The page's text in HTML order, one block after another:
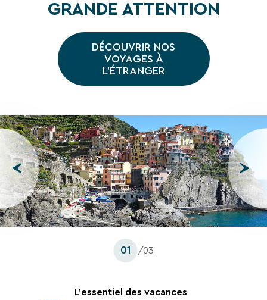
GRANDE ATTENTION
DÉCOUVRIR NOS
VOYAGES À
L'ÉTRANGER
01 /03
L'essentiel des vacances